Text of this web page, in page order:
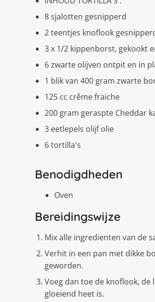
8 sjalotten gesnipperd
2 teentjes knoflook
3 x 1/2 kippenborst, gekookt
6 zwarte olijven ontpit en in
1 blik van 400 gram zwarte
125 cc crême fraiche
200 gram geraspte Cheddar
3 eetlepels olijf olie
6 tortilla's
Benodigdheden
Oven
Bereidingswijze
Mix alle ingredienten van de
Verhit in een pan met dikke
geworden.
Voeg dan toe de knoflook,
gloeiend heet is.